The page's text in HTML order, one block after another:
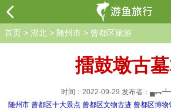
首页 > 湖北 > 随州市 > 曾都区旅游
擂鼓墩古
时间：2022-09-29 发布者：
随州市 曾都区十大景点 曾都区文物古迹 曾都区博物